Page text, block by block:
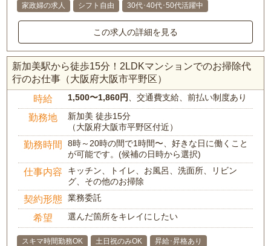
家政婦の求人
シフト自由 30代･40代･50代活躍中
この求人の詳細を見る
新加美駅から徒歩15分！2LDKマンションでのお掃除代
行のお仕事（大阪府大阪市平野区）
時給 1,500〜1,860円 、交通費支給、前払い制度あり
勤務地
新加美 徒歩15分
（大阪府大阪市平野区付近）
勤務時間
8時～20時の間で1時間〜、好きな日に働くこと
が可能です。(候補の日時から選択)
仕事内容
キッチン、トイレ、お風呂、洗面所、リビン
グ、その他のお掃除
契約形態 業務委託
希望 選んだ箇所をキレイにしたい
スキマ時間勤務OK 土日祝のみOK
昇給･昇格あり